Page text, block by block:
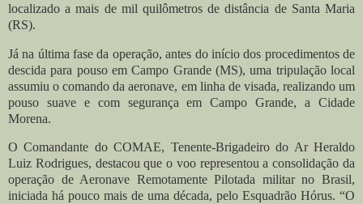
localizado a mais de mil quilômetros de distância de Santa Maria
(RS).
Já na última fase da operação, antes do início dos procedimentos de
descida para pouso em Campo Grande (MS), uma tripulação local
assumiu o comando da aeronave, em linha de visada, realizando um
pouso suave e com segurança em Campo Grande, a Cidade
Morena.
O Comandante do COMAE, Tenente-Brigadeiro do Ar Heraldo
Luiz Rodrigues, destacou que o voo representou a consolidação da
operação de Aeronave Remotamente Pilotada militar no Brasil,
iniciada há pouco mais de uma década, pelo Esquadrão Hórus. “O